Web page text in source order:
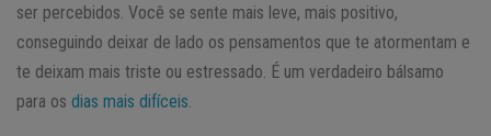
ser percebidos. Você se sente mais leve, mais positivo,
conseguindo deixar de lado os pensamentos que te atormentam e
te deixam mais triste ou estressado. É um verdadeiro bálsamo
para os dias mais difíceis